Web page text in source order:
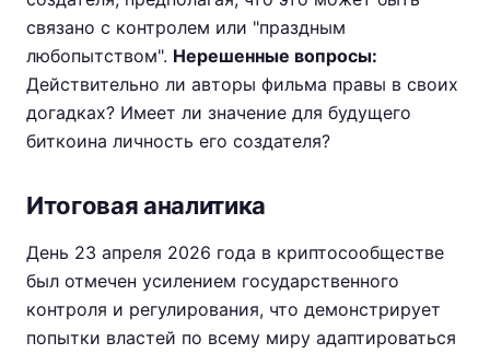
связано с контролем или "праздным
любопытством". Нерешенные вопросы:
Действительно ли авторы фильма правы в своих
догадках? Имеет ли значение для будущего
биткоина личность его создателя?
Итоговая аналитика
День 23 апреля 2026 года в криптосообществе
был отмечен усилением государственного
контроля и регулирования, что демонстрирует
попытки властей по всему миру адаптироваться